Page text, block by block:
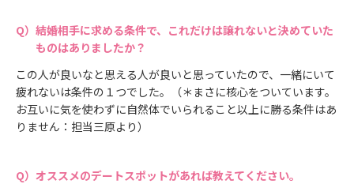
結婚相手に求める条件で、これだけは譲れないと決めていた
ものはありましたか？
この人が良いなと思える人が良いと思っていたので、一緒にいて
疲れないは条件の１つでした。（＊まさに核心をついています。
お互いに気を使わずに自然体でいられること以上に勝る条件はあ
りません：担当三原より）
オススメのデートスポットがあれば教えてください。